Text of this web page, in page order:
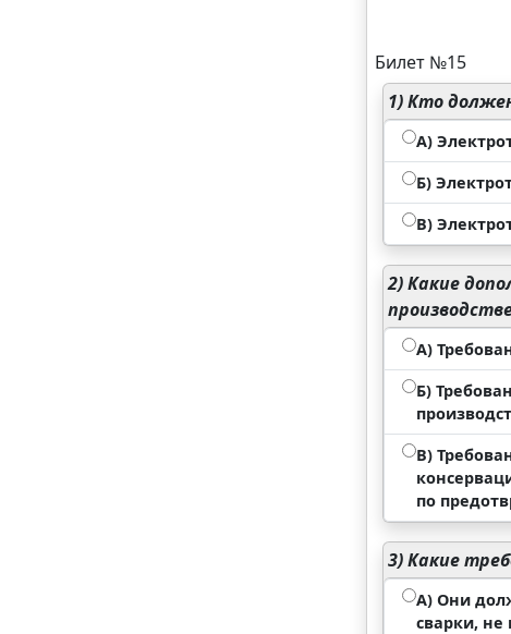
Билет №15
1)Кто
А)
Б)
В)
2)Какие
А)
Б)
В)
по
3)Какие
А) Они
сварки,